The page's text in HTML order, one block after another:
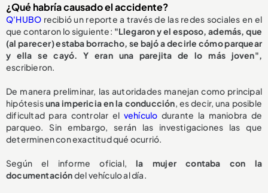
¿Qué habría causado el accidente?
Q'HUBO recibió un reporte a través de las redes sociales en el
que contaron lo siguiente: "Llegaron y el esposo, además, que
(al parecer) estaba borracho, se bajó a decirle cómo parquear
y ella se cayó. Y eran una parejita de lo más joven",
escribieron.
De manera preliminar, las autoridades manejan como principal
hipótesisuna impericia en la conducción, es decir, una posible
dificultad para controlar el vehículo durante la maniobra de
parqueo. Sin embargo, serán las investigaciones las que
determinen con exactitud qué ocurrió.
Según el informe oficial,la mujer contaba con la
documentacióndel vehículo al día.